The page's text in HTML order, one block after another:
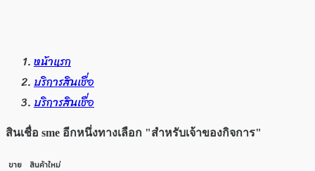
หน้าแรก
บริการสินเชื่อ
บริการสินเชื่อ
สินเชื่อ sme อีกหนึ่งทางเลือก "สำหรับเจ้าของกิจการ"
ขาย สินค้าใหม่